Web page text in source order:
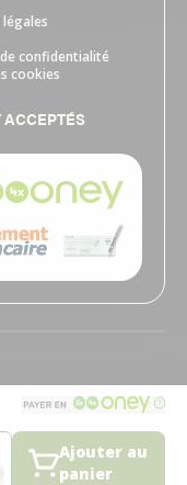
Ajouter au
panier
confidentialité
cookies